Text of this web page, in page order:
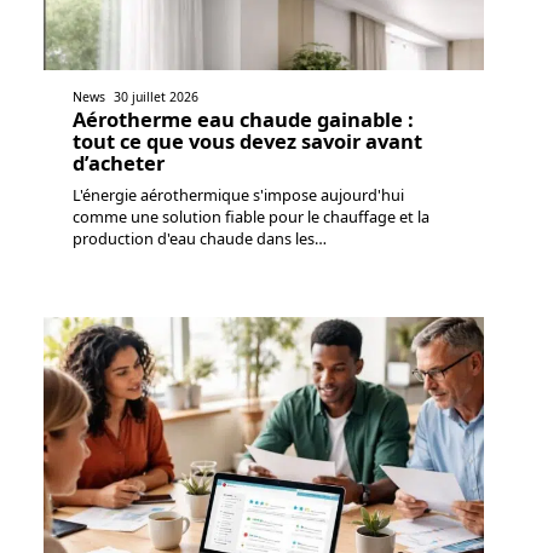
News 30 juillet 2026
Aérotherme eau chaude gainable :
tout ce que vous devez savoir avant
d’acheter
L'énergie aérothermique s'impose aujourd'hui
comme une solution fiable pour le chauffage et la
production d'eau chaude dans les…